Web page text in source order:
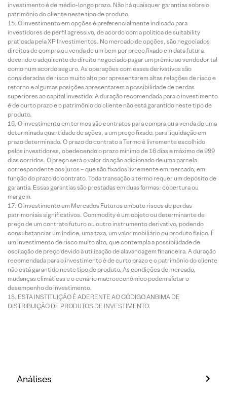
investimento é de médio-longo prazo. Não há quaisquer garantias sobre o
patrimônio do cliente neste tipo de produto.
O investimento em opções é preferencialmente indicado para
investidores de perfil agressivo, de acordo com a política de suitability
praticada pela XP Investimentos. No mercado de opções, são negociados
direitos de compra ou venda de um bem por preço fixado em data futura,
devendo o adquirente do direito negociado pagar um prêmio ao vendedor tal
como num acordo seguro. As operações com esses derivativos são
consideradas de risco muito alto por apresentarem altas relações de risco e
retorno e algumas posições apresentarem a possibilidade de perdas
superiores ao capital investido. A duração recomendada para o investimento
é de curto prazo e o patrimônio do cliente não está garantido neste tipo de
produto.
O investimento em termos são contratos para compra ou a venda de uma
determinada quantidade de ações, a um preço fixado, para liquidação em
prazo determinado. O prazo do contrato a Termo é livremente escolhido
pelos investidores, obedecendo o prazo mínimo de 16 dias e máximo de 999
dias corridos. O preço será o valor da ação adicionado de uma parcela
correspondente aos juros – que são fixados livremente em mercado, em
função do prazo do contrato. Toda transação a termo requer um depósito de
garantia. Essas garantias são prestadas em duas formas: cobertura ou
margem.
O investimento em Mercados Futuros embute riscos de perdas
patrimoniais significativos. Commodity é um objeto ou determinante de
preço de um contrato futuro ou outro instrumento derivativo, podendo
consubstanciar um índice, uma taxa, um valor mobiliário ou produto físico. É
um investimento de risco muito alto, que contempla a possibilidade de
oscilação de preço devido à utilização de alavancagem financeira. A duração
recomendada para o investimento é de curto prazo e o patrimônio do cliente
não está garantido neste tipo de produto. As condições de mercado,
mudanças climáticas e o cenário macroeconômico podem afetar o
desempenho do investimento.
ESTA INSTITUIÇÃO É ADERENTE AO CÓDIGO ANBIMA DE
DISTRIBUIÇÃO DE PRODUTOS DE INVESTIMENTO.
Análises